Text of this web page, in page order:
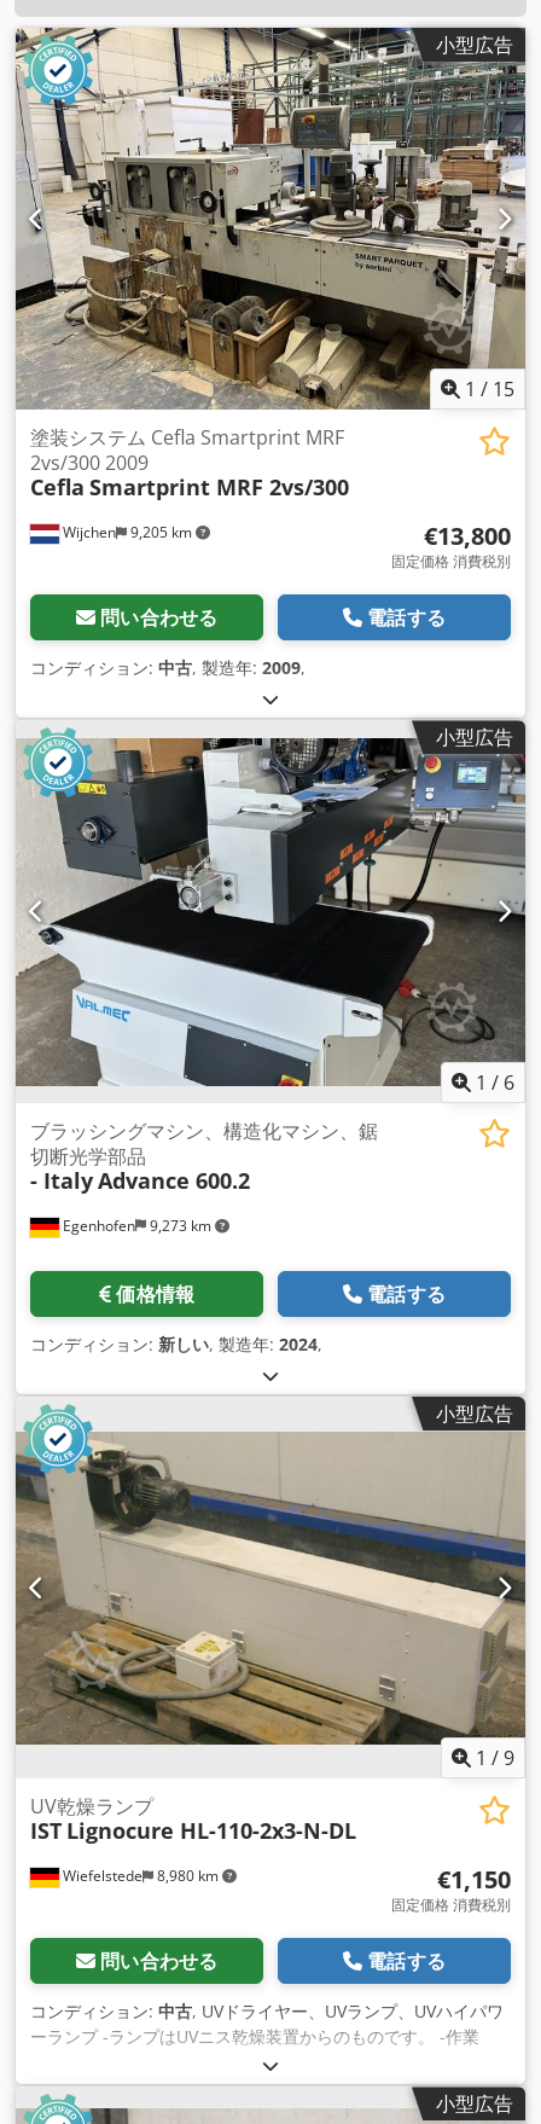
小型広告
1 / 15
Wijchen 9,205 km
塗装システム Cefla Smartprint MRF
2vs/300 2009
Cefla Smartprint MRF 2vs/300
€13,800
固定価格 消費税別
問い合わせる 電話する
コンディション: 中古, 製造年: 2009,
小型広告
1 / 6
Egenhofen 9,273 km
ブラッシングマシン、構造化マシン、鋸
切断光学部品
- ItalyAdvance 600.2
価格情報 電話する
コンディション: 新しい, 製造年: 2024,
小型広告
1 /9
Wiefelstede 8,980 km
UV乾燥ランプ
IST Lignocure HL-110-2x3-N-DL
€1,150
固定価格 消費税別
問い合わせる 電話する
コンディション: 中古, UVドライヤー、UVランプ、UVハイパワ
ーランプ -ランプはUVニス乾燥装置からのものです。 -作業
幅：1400mm -一戸建 Csdpfxecft Tvs Abzorf -紫外域：180 -
450 nm -UV管タイプ：CK 110/80 -発光電力：80W/cm -数：
2xドライヤーランプ、各チューブ1個使用可能 -価格：1個あた
小型広告